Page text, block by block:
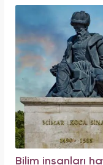
Bilim insanları